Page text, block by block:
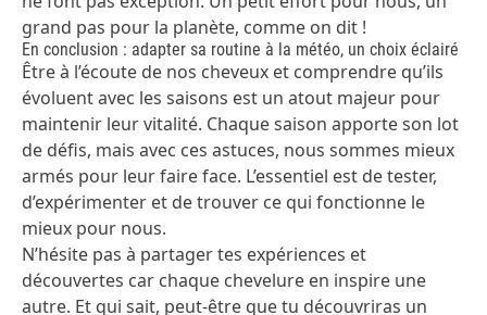
grand pas pour la planète, comme on dit !
En conclusion : adapter sa routine à la météo, un choix éclairé
Être à l’écoute de nos cheveux et comprendre qu’ils
évoluent avec les saisons est un atout majeur pour
maintenir leur vitalité. Chaque saison apporte son lot
de défis, mais avec ces astuces, nous sommes mieux
armés pour leur faire face. L’essentiel est de tester,
d’expérimenter et de trouver ce qui fonctionne le
mieux pour nous.
N’hésite pas à partager tes expériences et
découvertes car chaque chevelure en inspire une
autre. Et qui sait, peut-être que tu découvriras un